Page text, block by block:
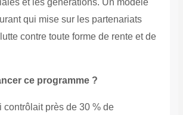
et les générations. Un modèle
qui mise sur les partenariats
contre toute forme de rente et de
ce programme ?
contrôlait près de 30 % de